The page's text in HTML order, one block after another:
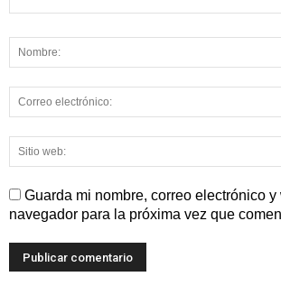
Guarda mi nombre, correo electrónico y
navegador para la próxima vez que